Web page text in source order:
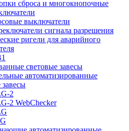
сброса и многокнопочные
выключатели
сигнала разрешения
ригели для аварийного
световые завесы
автоматизированные
завесы
2
2 WebChecker